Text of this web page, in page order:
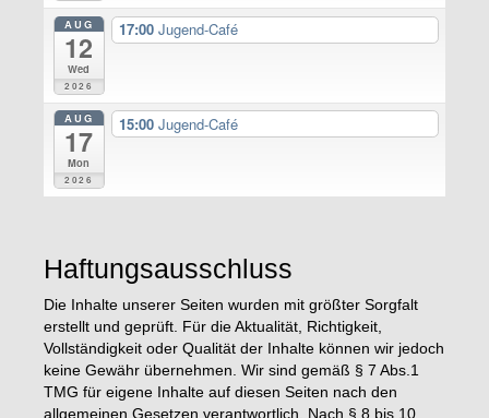
AUG
12
Wed
2026
17:00 Jugend-Café
AUG
17
Mon
2026
15:00 Jugend-Café
Haftungsausschluss
Die Inhalte unserer Seiten wurden mit größter Sorgfalt
erstellt und geprüft. Für die Aktualität, Richtigkeit,
Vollständigkeit oder Qualität der Inhalte können wir jedoch
keine Gewähr übernehmen. Wir sind gemäß § 7 Abs.1
TMG für eigene Inhalte auf diesen Seiten nach den
allgemeinen Gesetzen verantwortlich. Nach § 8 bis 10